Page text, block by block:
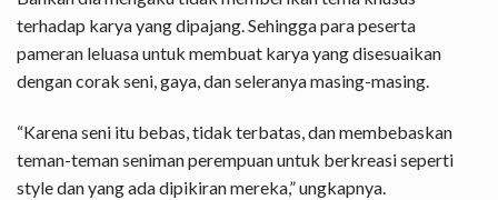
terhadap karya yang dipajang. Sehingga para peserta
pameran leluasa untuk membuat karya yang disesuaikan
dengan corak seni, gaya, dan seleranya masing-masing.
“Karena seni itu bebas, tidak terbatas, dan membebaskan
teman-teman seniman perempuan untuk berkreasi seperti
style dan yang ada dipikiran mereka,” ungkapnya.